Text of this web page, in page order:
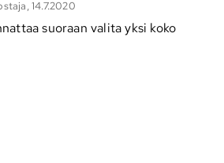
14.7.2020
suoraan valita yksi koko